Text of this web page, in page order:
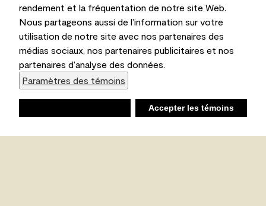
rendement et la fréquentation de notre site Web.
Nous partageons aussi de l’information sur votre
utilisation de notre site avec nos partenaires des
médias sociaux, nos partenaires publicitaires et nos
partenaires d’analyse des données.
Paramètres des témoins
Accepter les témoins
Liste d’achats